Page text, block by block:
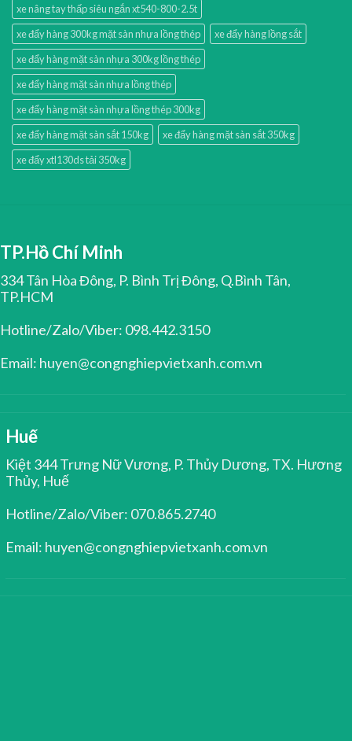
xe nâng tay thấp siêu ngắn xt540-800-2.5t
xe đẩy hàng 300kg mặt sàn nhựa lồng thép
xe đẩy hàng lồng sắt
xe đẩy hàng mặt sàn nhựa 300kg lồng thép
xe đẩy hàng mặt sàn nhựa lồng thép
xe đẩy hàng mặt sàn nhựa lồng thép 300kg
xe đẩy hàng mặt sàn sắt 150kg
xe đẩy hàng mặt sàn sắt 350kg
xe đẩy xtl130ds tải 350kg
TP.Hồ Chí Minh
334 Tân Hòa Đông, P. Bình Trị Đông, Q.Bình Tân,
TP.HCM
Hotline/Zalo/Viber: 098.442.3150
Email: huyen@congnghiepvietxanh.com.vn
Huế
Kiệt 344 Trưng Nữ Vương, P. Thủy Dương, TX. Hương
Thủy, Huế
Hotline/Zalo/Viber: 070.865.2740
Email: huyen@congnghiepvietxanh.com.vn